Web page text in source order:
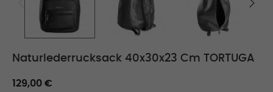
Naturlederrucksack 40x30x23 Cm TORTUGA
129,00 €